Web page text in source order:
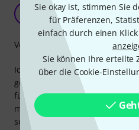
Sie okay ist, stimmen Sie
für Präferenzen,
einfach durch einen Klick
Sie können Ihre erteilte
über die Cookie-
Das Beste
André287
Ich bin auf Grund einer
gestoßen und suchte nach
für die UP Installation im
mir einfach nicht wünschen
schön flexibel. Ich empfehle es
Verarbeitung